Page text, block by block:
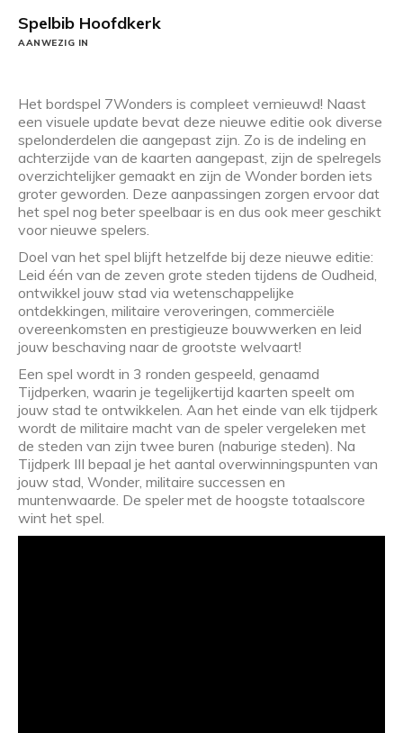
Spelbib Hoofdkerk
AANWEZIG IN
Het bordspel 7Wonders is compleet vernieuwd! Naast
een visuele update bevat deze nieuwe editie ook diverse
spelonderdelen die aangepast zijn. Zo is de indeling en
achterzijde van de kaarten aangepast, zijn de spelregels
overzichtelijker gemaakt en zijn de Wonder borden iets
groter geworden. Deze aanpassingen zorgen ervoor dat
het spel nog beter speelbaar is en dus ook meer geschikt
voor nieuwe spelers.
Doel van het spel blijft hetzelfde bij deze nieuwe editie:
Leid één van de zeven grote steden tijdens de Oudheid,
ontwikkel jouw stad via wetenschappelijke
ontdekkingen, militaire veroveringen, commerciële
overeenkomsten en prestigieuze bouwwerken en leid
jouw beschaving naar de grootste welvaart!
Een spel wordt in 3 ronden gespeeld, genaamd
Tijdperken, waarin je tegelijkertijd kaarten speelt om
jouw stad te ontwikkelen. Aan het einde van elk tijdperk
wordt de militaire macht van de speler vergeleken met
de steden van zijn twee buren (naburige steden). Na
Tijdperk III bepaal je het aantal overwinningspunten van
jouw stad, Wonder, militaire successen en
muntenwaarde. De speler met de hoogste totaalscore
wint het spel.